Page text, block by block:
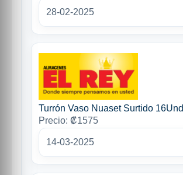
28-02-2025
Turrón Vaso Nuaset Surtido 16Und
Precio: ₡1575
14-03-2025